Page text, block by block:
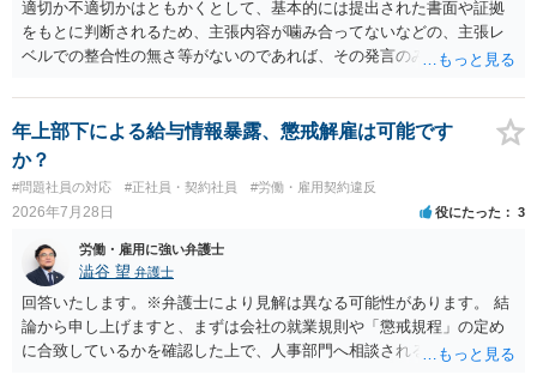
適切か不適切かはともかくとして、基本的には提出された書面や証拠
をもとに判断されるため、主張内容が噛み合ってないなどの、主張レ
ベルでの整合性の無さ等がないのであれば、その発言のみで大きく不
年上部下による給与情報暴露、懲戒解雇は可能です
か？
#問題社員の対応 #正社員・契約社員 #労働・雇用契約違反
2026年7月28日 役にたった 3
労働・雇用に強い弁護士
澁谷 望 弁護士
回答いたします。※弁護士により見解は異なる可能性があります。 結
論から申し上げますと、まずは会社の就業規則や「懲戒規程」の定め
に合致しているかを確認した上で、人事部門へ相談されることが最優